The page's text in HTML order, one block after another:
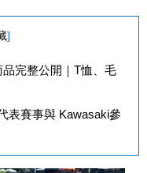
]
完整公開｜T恤、毛
表賽事與 Kawasaki參